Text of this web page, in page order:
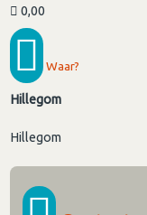
0,00
Waar?
Hillegom
Hillegom